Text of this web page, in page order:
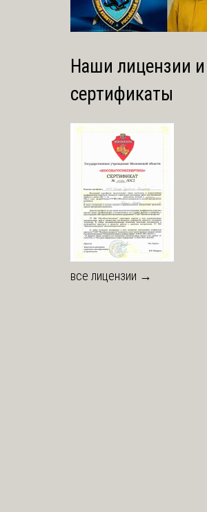
Наши лицензии и
сертификаты
все лицензии →